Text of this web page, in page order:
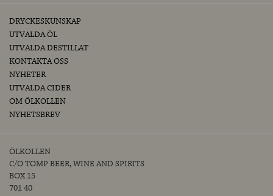
DRYCKESKUNSKAP
UTVALDA ÖL
UTVALDA DESTILLAT
KONTAKTA OSS
NYHETER
UTVALDA CIDER
OM ÖLKOLLEN
NYHETSBREV
ÖLKOLLEN
C/O TOMP BEER, WINE AND SPIRITS
BOX 15
701 40